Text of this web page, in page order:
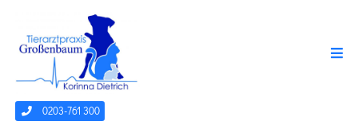
0203-761 300